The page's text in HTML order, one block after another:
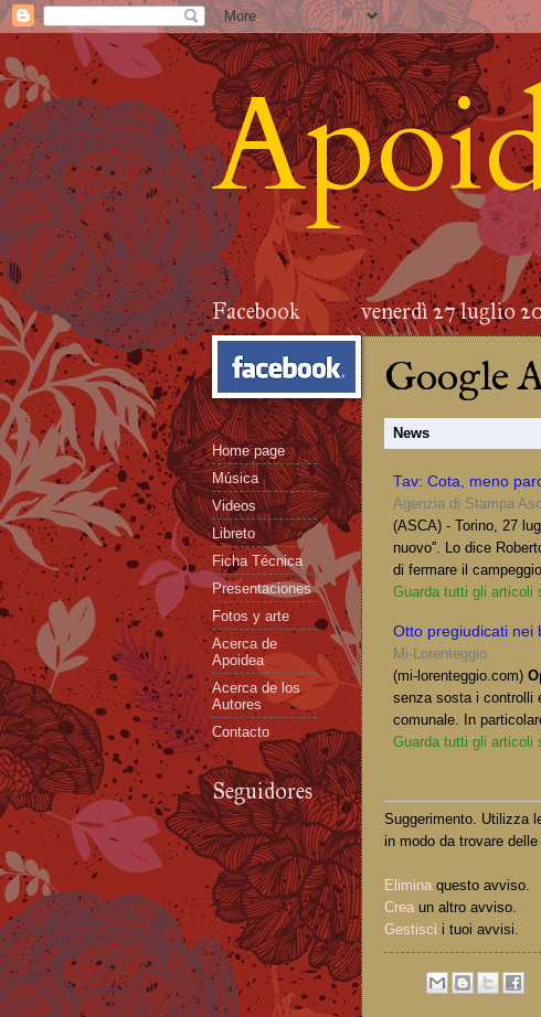
venerdì 27 luglio
Google
News
Tav: Cota, meno
Agenzia di Stampa
(ASCA) - Torino, 27
nuovo''. Lo dice
di fermare il
Guarda tutti gli articoli
Otto pregiudicati nei
Mi-Lorenteggio
(mi-lorenteggio.com)
senza sosta i controlli
comunale. In
Guarda tutti gli articoli
Suggerimento. Utilizza
in modo da trovare
Elimina questo avviso.
Crea un altro avviso.
Gestisci i tuoi avvisi.
Facebook
Home page
Música
Videos
Libreto
Ficha Técnica
Presentaciones
Fotos y arte
Acerca de
Apoidea
Acerca de los
Autores
Contacto
Seguidores